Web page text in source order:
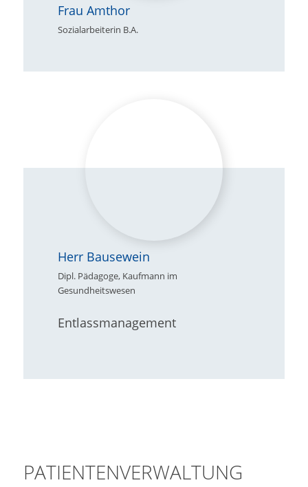
Frau Amthor
Sozialarbeiterin B.A.
Herr Bausewein
Dipl. Pädagoge, Kaufmann im
Gesundheitswesen
Entlassmanagement
PATIENTENVERWALTUNG